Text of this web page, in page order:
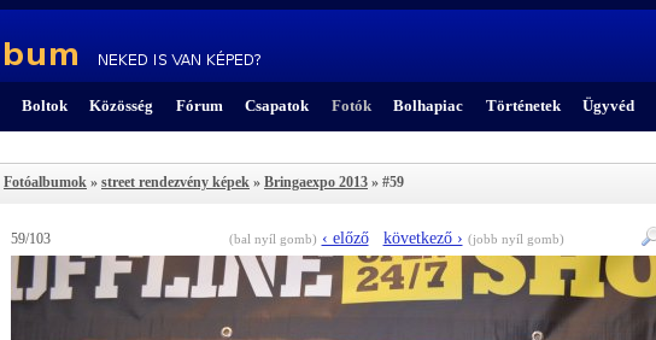
Boltok Közösség Fórum Csapatok Fotók Bolhapiac Történetek Ügyvéd
Fotóalbumok » street rendezvény képek » Bringaexpo 2013 » #59
59/103 (bal nyíl gomb) ‹ előző következő › (jobb nyíl gomb)